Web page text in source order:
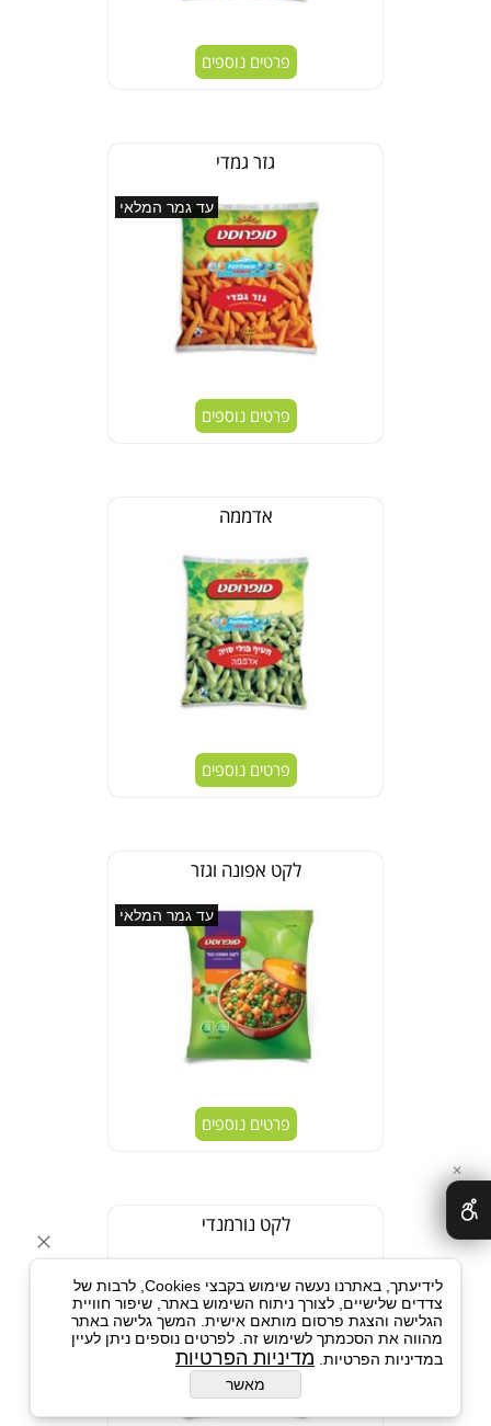
פרטים נוספים
גזר גמדי
עד גמר המלאי
פרטים נוספים
אדממה
פרטים נוספים
לקט אפונה וגזר
עד גמר המלאי
פרטים נוספים
לקט נורמנדי
✕
לידיעתך, באתרנו נעשה שימוש בקבצי Cookies, לרבות של
צדדים שלישיים, לצורך ניתוח השימוש באתר, שיפור חוויית
הגלישה והצגת פרסום מותאם אישית. המשך גלישה באתר
מהווה את הסכמתך לשימוש זה. לפרטים נוספים ניתן לעיין
במדיניות הפרטיות. מדיניות הפרטיות
מאשר